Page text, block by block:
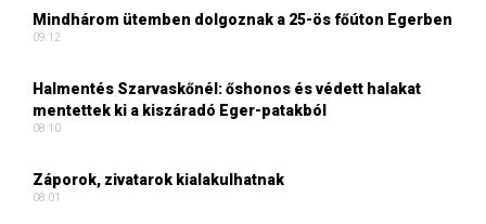
Mindhárom ütemben dolgoznak a 25-ös főúton Egerben
09:12
Halmentés Szarvaskőnél: őshonos és védett halakat
mentettek ki a kiszáradó Eger-patakból
08:10
Záporok, zivatarok kialakulhatnak
08:01